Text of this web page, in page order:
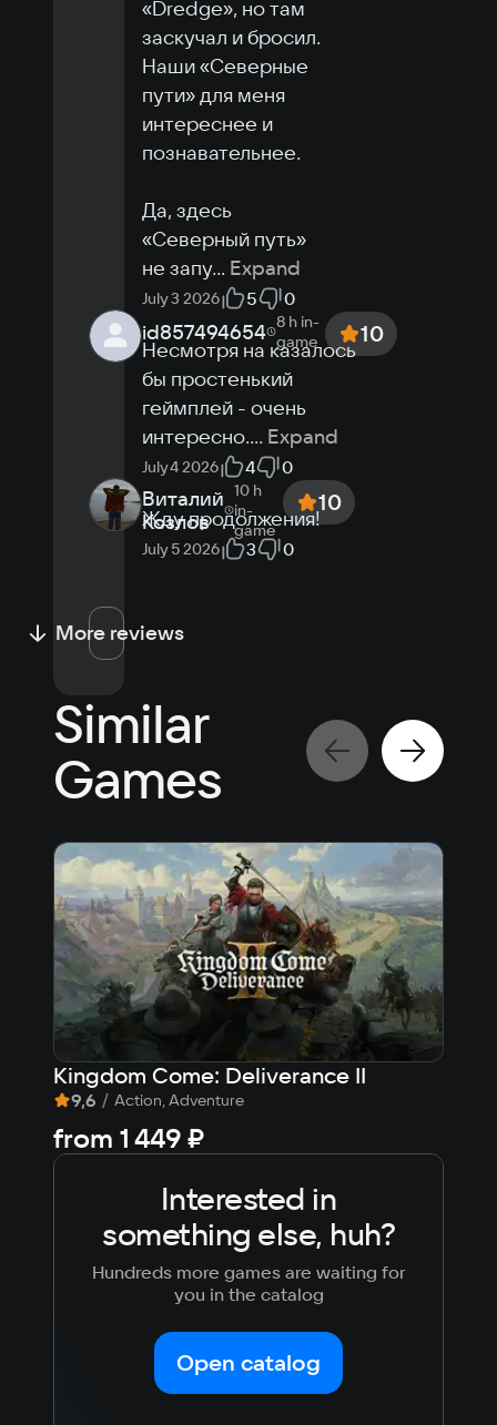
«Dredge», но там
заскучал и бросил.
Наши «Северные
пути» для меня
интереснее и
познавательнее.
Да, здесь
«Северный путь»
не запу... Expand
July 3 2026 5 0
id857494654 8 h in-
game
10
Несмотря на казалось
бы простенький
геймплей - очень
интересно.... Expand
July 4 2026 4 0
Виталий
Козлов
10 h
in-
game
10
Жду продолжения!
July 5 2026 3 0
More reviews
Similar
Games
Kingdom Come: Deliverance II
9,6 / Action, Adventure
from 1 449 ₽
Interested in
something else, huh?
Hundreds more games are waiting for
you in the catalog
Open catalog